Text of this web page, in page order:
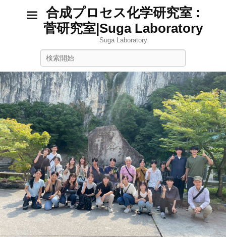
合成プロセス化学研究室 :
菅研究室|Suga Laboratory
Suga Laboratory